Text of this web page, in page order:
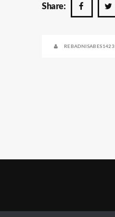
Share:
REBADNISABES1423